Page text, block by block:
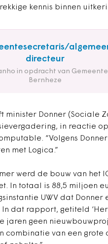
kennis binnen
directeur
in opdracht van Gemeente
Bernheze
minister Donner (Sociale
in reactie
“Volgens
met Logica.”
werd de bouw van het
In totaal is 88,5 miljoen
UWV dat
dat rapport, getiteld
jaren geen
combinatie van een grote